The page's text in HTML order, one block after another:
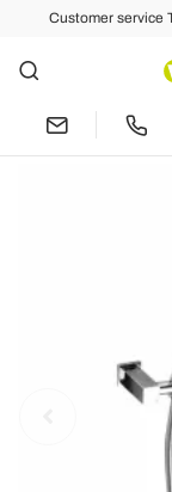
Customer service
Back
External